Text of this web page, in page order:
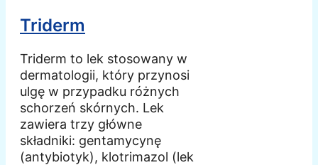
Triderm
Triderm to lek stosowany w
dermatologii, który przynosi
ulgę w przypadku różnych
schorzeń skórnych. Lek
zawiera trzy główne
składniki: gentamycynę
(antybiotyk), klotrimazol (lek